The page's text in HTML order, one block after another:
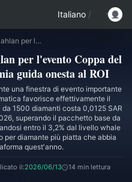
Italiano /
Acquista la Gift Card Yaahlan per l'evento Coppa del Mondo 2026 v2.5.3: La mia guida onesta al ROI
per l'evento Coppa del
guida onesta al ROI
una finestra di evento importante
favorisce effettivamente il
1500 diamanti costa 0,0125 SAR
superando il pacchetto base da
entro il 3,2% dal livello whale
per diamante più piatta che abbia
quest'anno.
il:2026/06/13 14 min lettura